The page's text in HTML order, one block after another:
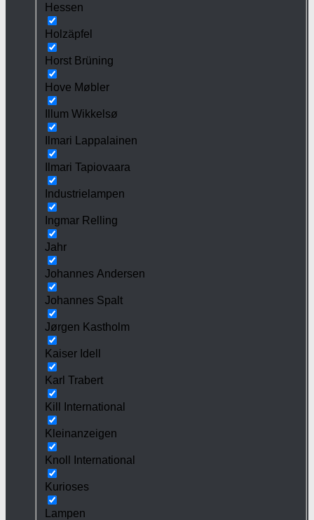
Hessen
Holzäpfel
Horst Brüning
Hove Møbler
Illum Wikkelsø
Ilmari Lappalainen
Ilmari Tapiovaara
Industrielampen
Ingmar Relling
Jahr
Johannes Andersen
Johannes Spalt
Jørgen Kastholm
Kaiser Idell
Karl Trabert
Kill International
Kleinanzeigen
Knoll International
Kurioses
Lampen